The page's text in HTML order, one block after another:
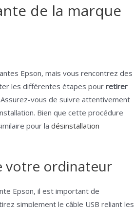
de la marque
Epson, mais vous rencontrez des
les différentes étapes pourretirer
vous de suivre attentivement
Bien que cette procédure
pour ladésinstallation
votre ordinateur
Epson, il est important de
simplement le câble USB reliant les